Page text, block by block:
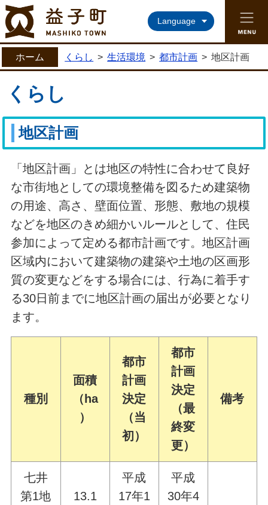
益子町ホームページ
Language
ホーム くらし > 生活環境 > 都市計画 > 地区計画
くらし
地区計画
「地区計画」とは地区の特性に合わせて良好
な市街地としての環境整備を図るため建築物
の用途、高さ、壁面位置、形態、敷地の規模
などを地区のきめ細かいルールとして、住民
参加によって定める都市計画です。地区計画
区域内において建築物の建築や土地の区画形
質の変更などをする場合には、行為に着手す
る30日前までに地区計画の届出が必要となり
ます。
種別
面積
（ha
）
都市
計画
決定
（当
初）
都市
計画
決定
（最
終変
更）
備考
七井
第1地
13.1
平成
17年1
平成
30年4